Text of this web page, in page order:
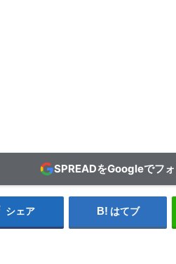
SPREADをGoogleでフ
シェア はてブ